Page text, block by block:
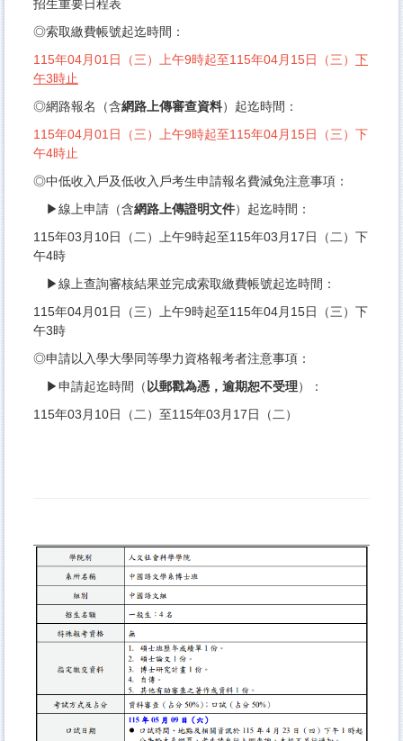
招生重要日程表
◎索取繳費帳號起迄時間：
115年04月01日（三）上午9時起至115年04月15日（三） 下
午3時止
◎網路報名（含網路上傳審查資料）起迄時間：
115年04月01日（三）上午9時起至115年04月15日（三）下
午4時止
◎中低收入戶及低收入戶考生申請報名費減免注意事項：
▶線上申請（含網路上傳證明文件）起迄時間：
115年03月10日（二）上午9時起至115年03月17日（二）下
午4時
▶線上查詢審核結果並完成索取繳費帳號起迄時間：
115年04月01日（三）上午9時起至115年04月15日（三）下
午3時
◎申請以入學大學同等學力資格報考者注意事項：
▶申請起迄時間（ 以郵戳為憑，逾期恕不受理）：
115年03月10日（二）至115年03月17日（二）